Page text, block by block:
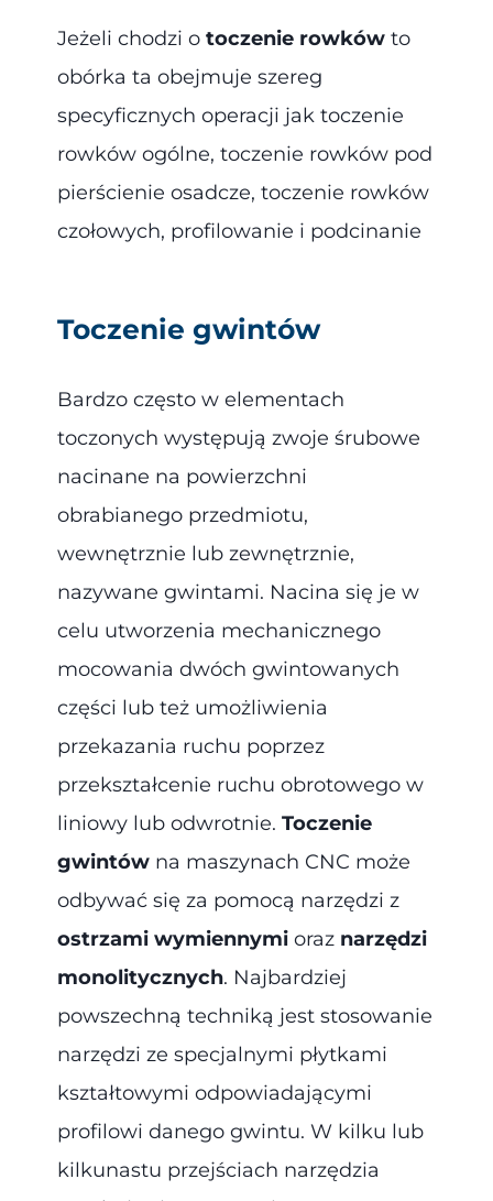
Jeżeli chodzi o toczenie rowkówto
obórka ta obejmuje szereg
specyficznych operacji jak toczenie
rowków ogólne, toczenie rowków pod
pierścienie osadcze, toczenie rowków
czołowych, profilowanie i podcinanie
Toczenie gwintów
Bardzo często w elementach
toczonych występują zwoje śrubowe
nacinane na powierzchni
obrabianego przedmiotu,
wewnętrznie lub zewnętrznie,
nazywane gwintami. Nacina się je w
celu utworzenia mechanicznego
mocowania dwóch gwintowanych
części lub też umożliwienia
przekazania ruchu poprzez
przekształcenie ruchu obrotowego w
liniowy lub odwrotnie. Toczenie
gwintówna maszynach CNC może
odbywać się za pomocą narzędzi z
ostrzami wymiennymioraz narzędzi
monolitycznych. Najbardziej
powszechną techniką jest stosowanie
narzędzi ze specjalnymi płytkami
kształtowymi odpowiadającymi
profilowi danego gwintu. W kilku lub
kilkunastu przejściach narzędzia